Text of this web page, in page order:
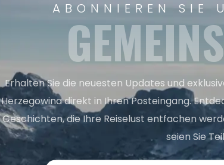
ABONNIEREN SIE
Erhalten Sie die neuesten Updates und
Herzegowina direkt in Ihren Posteingang.
Geschichten, die Ihre Reiselust entfachen
seien Sie